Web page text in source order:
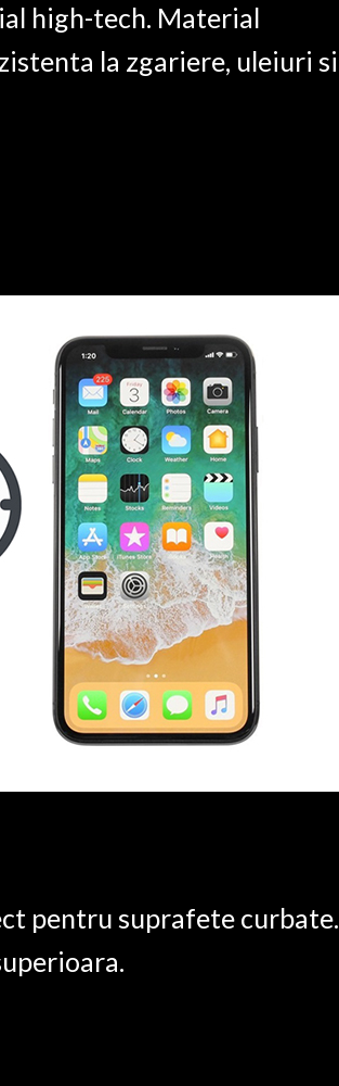
high-tech. Material
la zgariere, uleiuri si
pentru suprafete curbate.